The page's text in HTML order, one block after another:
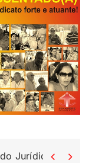
Jurídico 